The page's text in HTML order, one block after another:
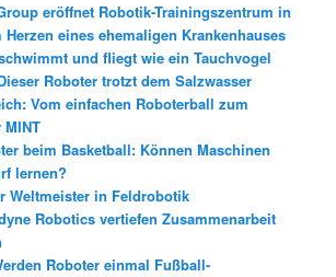
eröffnet Robotik-Trainingszentrum in
eines ehemaligen Krankenhauses
und fliegt wie ein Tauchvogel
Roboter trotzt dem Salzwasser
Vom einfachen Roboterball zum
beim Basketball: Können Maschinen
lernen?
Weltmeister in Feldrobotik
Robotics vertiefen Zusammenarbeit
Roboter einmal Fußball-